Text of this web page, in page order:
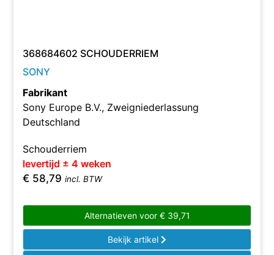
368684602 SCHOUDERRIEM
SONY
Fabrikant
Sony Europe B.V., Zweigniederlassung
Deutschland
Schouderriem
levertijd ± 4 weken
€ 58,79 incl. BTW
Alternatieven voor €39,71
Bekijk artikel